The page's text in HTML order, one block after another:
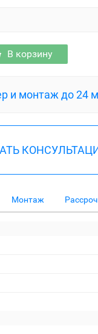
В корзину
и монтаж до 24
Монтаж